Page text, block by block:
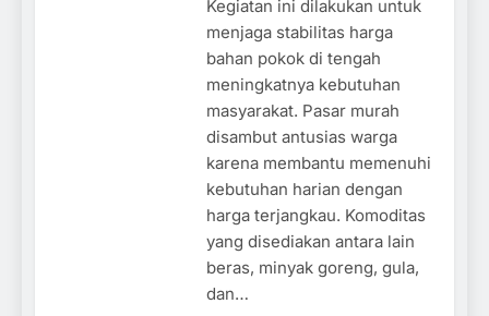
Kegiatan ini dilakukan untuk
menjaga stabilitas harga
bahan pokok di tengah
meningkatnya kebutuhan
masyarakat. Pasar murah
disambut antusias warga
karena membantu memenuhi
kebutuhan harian dengan
harga terjangkau. Komoditas
yang disediakan antara lain
beras, minyak goreng, gula,
dan…